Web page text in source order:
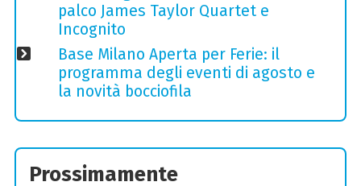
palco James Taylor Quartet e
Incognito
Base Milano Aperta per Ferie: il
programma degli eventi di agosto e
la novità bocciofila
Prossimamente